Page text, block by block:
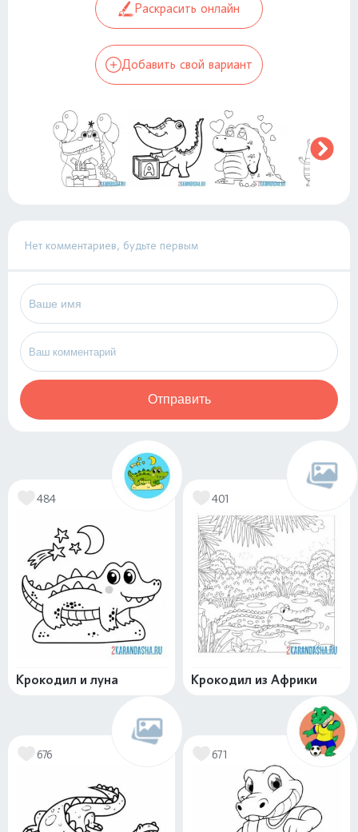
Раскрасить онлайн
Добавить свой вариант
Нет комментариев, будьте первым
Отправить
484
Крокодил и луна
401
Крокодил из Африки
676 671